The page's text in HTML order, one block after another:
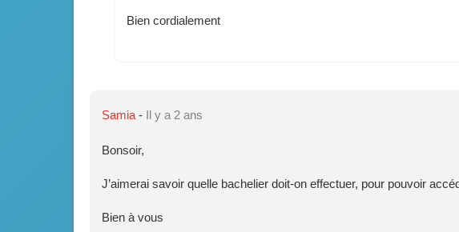
Bien cordialement
Samia - Il y a 2 ans
Bonsoir,
J’aimerai savoir quelle bachelier doit-on effectuer, pour pouvoir
Bien à vous